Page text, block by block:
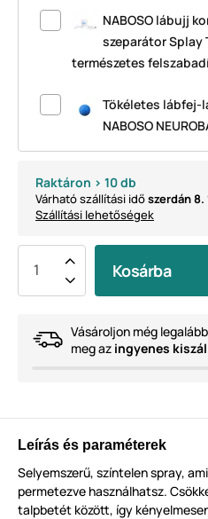
NABOSO lábujj
szeparátor Splay
természetes
Tökéletes lábfej-
NABOSO
Raktáron > 10 db
Várható szállítási időszerdán 8.
Szállítási lehetőségek
Kosárba
Vásároljon még legalább
meg az ingyenes
Leírás és paraméterek
Selyemszerű, színtelen spray,
permetezve használhatsz.
talpbetét között, így